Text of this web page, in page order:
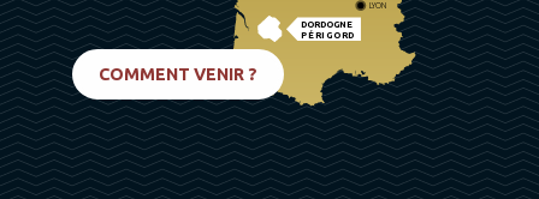
DORDOGNE
PÉRIGORD
LYON
COMMENT VENIR ?